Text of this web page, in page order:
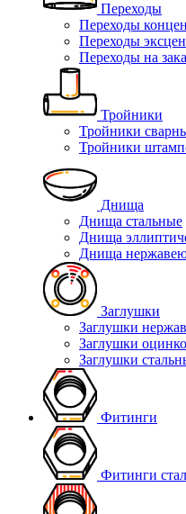
Переходы
Переходы
Переходы
Переходы на
Тройники
Тройники
Тройники
Днища
Днища стальные
Днища
Днища
Заглушки
Заглушки
Заглушки
Заглушки
Фитинги
Фитинги